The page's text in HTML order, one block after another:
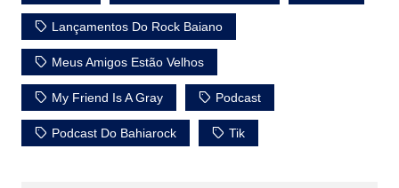
Lançamentos Do Rock Baiano
Meus Amigos Estão Velhos
My Friend Is A Gray Podcast
Podcast Do Bahiarock Tik